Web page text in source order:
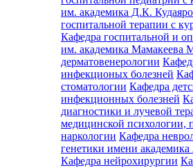
им. академика Д.К.
госпитальной терапии с
Кафедра госпитальной и
им. академика Мамакеева
дерматовенерологии
инфекционых болезней
стоматологии Кафедра
инфекционных болезней
диагностики и лучевой
медицинской психологии,
наркологии Кафедра
генетики имени
Кафедра нейрохирургии